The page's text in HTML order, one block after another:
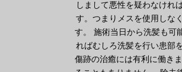
しまして悪性を疑わなけれ
す。つまりメスを使用しな
す。 施術当日から洗髪も可
ればむしろ洗髪を行い患部
傷跡の治癒には有利に働き